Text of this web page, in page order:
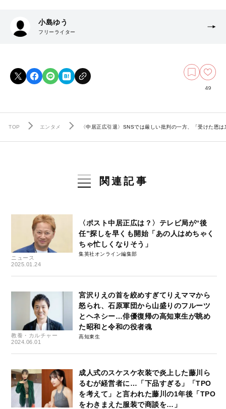
小島ゆう
フリーライター
49
TOP エンタメ 〈中居正広引退〉SNSでは厳しい批判の一方、「受けた恩
関連記事
ニュース
2025.01.24
〈ポスト中居正広は？〉テレビ局が“後
任”探しを早くも開始「あの人はめちゃく
ちゃ忙しくなりそう」
集英社オンライン編集部
教養・カルチャー
2024.06.01
宮沢りえの首を絞めすぎてりえママから
怒られ、石原軍団から山盛りのフルーツ
とヘネシー…俳優復帰の高知東生が眺め
た昭和と令和の役者魂
高知東生
成人式のスケスケ衣装で炎上した藤川ら
るむが経営者に…「下品すぎる」「TPO
を考えて」と言われた藤川の1年後「TPO
をわきまえた服装で商談を…」